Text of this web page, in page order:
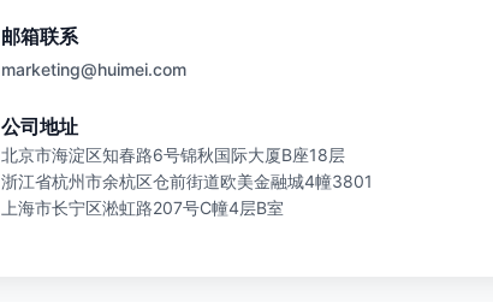
邮箱联系
marketing@huimei.com
公司地址
北京市海淀区知春路6号锦秋国际大厦B座18层
浙江省杭州市余杭区仓前街道欧美金融城4幢3801
上海市长宁区淞虹路207号C幢4层B室